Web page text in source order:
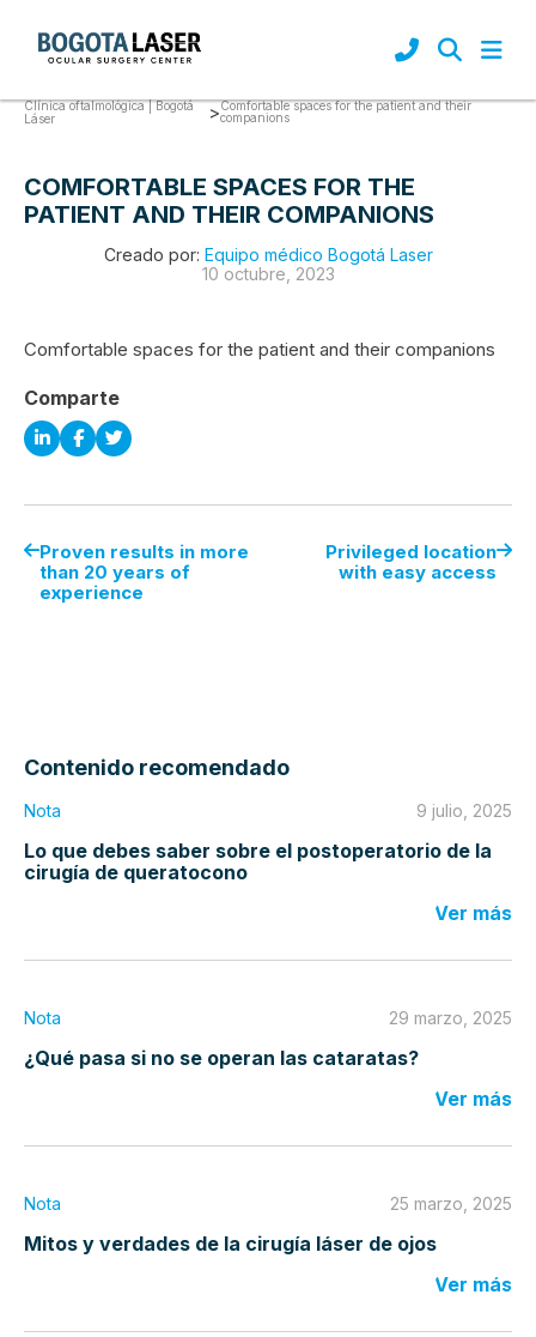
Clínica oftalmológica | Bogotá
Láser
>Comfortable spaces for the patient and their
companions
COMFORTABLE SPACES FOR THE
PATIENT AND THEIR COMPANIONS
Creado por: Equipo médico Bogotá Laser
10 octubre, 2023
Comfortable spaces for the patient and their companions
Comparte
Proven results in more
than 20 years of
experience
Privileged location
with easy access
Contenido recomendado
Nota 9 julio, 2025
Lo que debes saber sobre el postoperatorio de la
cirugía de queratocono
Ver más
Nota 29 marzo, 2025
¿Qué pasa si no se operan las cataratas?
Ver más
Nota 25 marzo, 2025
Mitos y verdades de la cirugía láser de ojos
Ver más